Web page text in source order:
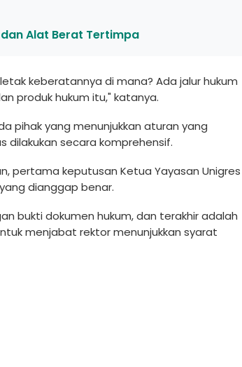
Alat Berat Tertimpa
keberatannya di mana? Ada jalur hukum
produk hukum itu," katanya.
pihak yang menunjukkan aturan yang
dilakukan secara komprehensif.
pertama keputusan Ketua Yayasan Unigres
dianggap benar.
bukti dokumen hukum, dan terakhir adalah
menjabat rektor menunjukkan syarat